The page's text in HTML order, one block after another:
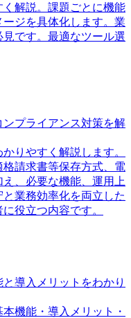
解説。課題ごとに機能
ジを具体化します。業
です。最適なツール選
プライアンス対策を解
りやすく解説します。
請求書等保存方式、電
、必要な機能、運用上
業務効率化を両立した
役立つ内容です。
導入メリットをわかり
機能・導入メリット・